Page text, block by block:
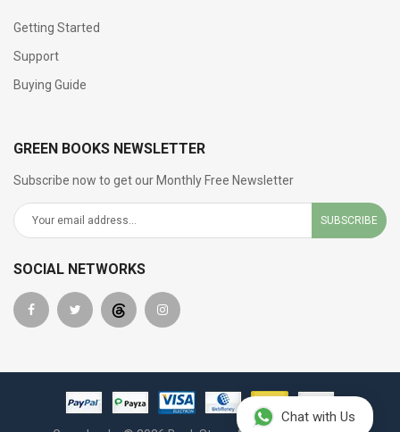
Chat with Us
Getting Started
Support
Buying Guide
GREEN BOOKS NEWSLETTER
Subscribe now to get our Monthly Free Newsletter
SUBSCRIBE
SOCIAL NETWORKS